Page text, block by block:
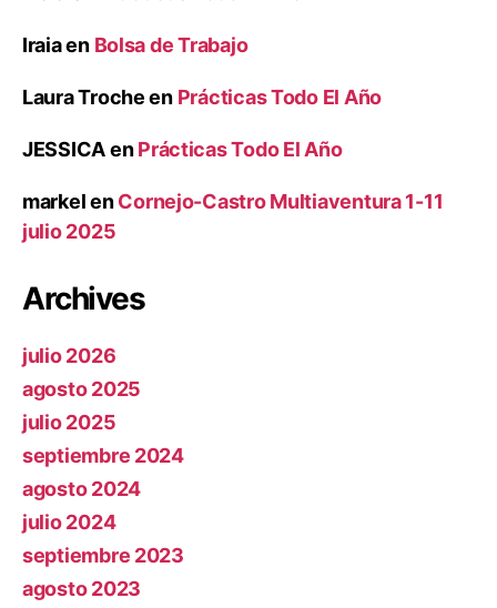
Iraiaen Bolsa de Trabajo
Laura Trocheen Prácticas Todo El Año
JESSICAenPrácticas Todo El Año
markelenCornejo-Castro Multiaventura 1-11
julio 2025
Archives
julio 2026
agosto 2025
julio 2025
septiembre 2024
agosto 2024
julio 2024
septiembre 2023
agosto 2023